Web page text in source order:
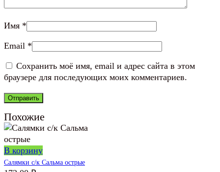
Имя *
Email *
Сохранить моё имя, email и адрес сайта в этом
браузере для последующих моих комментариев.
Похожие
В корзину
Салямки с/к Сальма острые